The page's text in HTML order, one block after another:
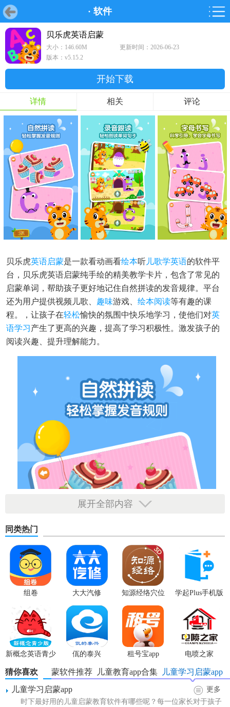
· 软件
首页 游戏 软件
首页 游戏 软件 鸿蒙
游戏
鸿蒙
软件
专题
贝乐虎英语启蒙
大小：146.60M
更新时间：2026-06-23
版本：v5.15.2
开始下载
详情 相关 评论
贝乐虎英语启蒙是一款看动画看绘本听 儿歌学英语的软件平
台，贝乐虎英语启蒙纯手绘的精美教学卡片，包含了常见的
启蒙单词，帮助孩子更好地记住自然拼读的发音规律。平台
还为用户提供视频儿歌、 趣味游戏、 绘本阅读等有趣的课
程。，让孩子在轻松愉快的氛围中快乐地学习，使他们对英
语学习产生了更高的兴趣，提高了学习积极性。激发孩子的
阅读兴趣、提升理解能力。
【软件功能介绍】
展开全部内容
同类热门
组卷 大大汽修 知源经络穴位 学起Plus手机版
新概念英语青少
版
佤的泰兴 租号宝app 电喷之家
猜你喜欢 儿童学习启蒙app
儿童教育app合集
英语启蒙软件推荐
儿童学习启蒙app
更多
时下最好用的儿童启蒙教育软件有哪些呢？每一位家长对于孩子